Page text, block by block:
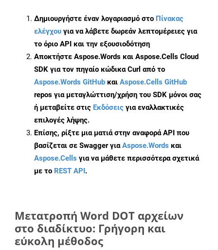
Δημιουργήστε έναν λογαριασμό στο Πίνακας
ελέγχου για να λάβετε δωρεάν λεπτομέρειες για
το όριο API και την εξουσιοδότηση
Αποκτήστε Aspose.Words και Aspose.Cells Cloud
SDK για τον πηγαίο κώδικα Curl από το
Aspose.Words GitHub και Aspose.Cells GitHub
repos για μεταγλώττιση/χρήση του SDK μόνοι σας
ή μεταβείτε στις Εκδόσεις για εναλλακτικές
επιλογές λήψης.
Επίσης, ρίξτε μια ματιά στην αναφορά API που
βασίζεται σε Swagger γιαAspose.Words και
Aspose.Cells για να μάθετε περισσότερα σχετικά
με το REST API.
Μετατροπή Word DOT αρχείων
στο διαδίκτυο: Γρήγορη και
εύκολη μέθοδος